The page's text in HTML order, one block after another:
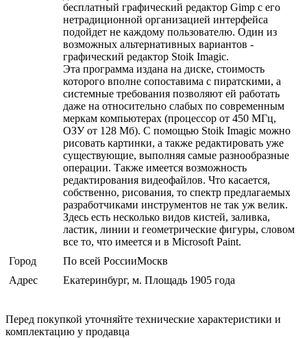
бесплатный графический редактор Gimp с его
нетрадиционной организацией интерфейса
подойдет не каждому пользователю. Один из
возможных альтернативных вариантов -
графический редактор Stoik Imagic.
Эта программа издана на диске, стоимость
которого вполне сопоставима с пиратскими, а
системные требования позволяют ей работать
даже на относительно слабых по современным
меркам компьютерах (процессор от 450 МГц,
ОЗУ от 128 Мб). С помощью Stoik Imagic можно
рисовать картинки, а также редактировать уже
существующие, выполняя самые разнообразные
операции. Также имеется возможность
редактирования видеофайлов. Что касается,
собственно, рисования, то спектр предлагаемых
разработчиками инструментов не так уж велик.
Здесь есть несколько видов кистей, заливка,
ластик, линии и геометрические фигуры, словом
все то, что имеется и в Microsoft Paint.
Город
По всей РоссииМоскв
Адрес
Екатеринбург, м. Площадь 1905 года
Перед покупкой уточняйте технические характеристики и
комплектацию у продавца